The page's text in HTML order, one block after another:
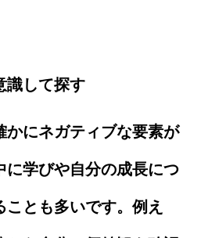
識して探す
かにネガティブな要素が
に学びや自分の成長につ
とも多いです。例え